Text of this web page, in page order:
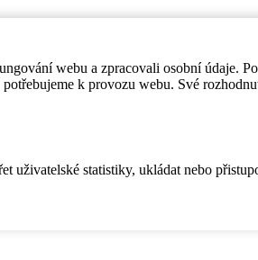
webu a zpracovali osobní údaje.
k provozu webu. Své
statistiky, ukládat nebo